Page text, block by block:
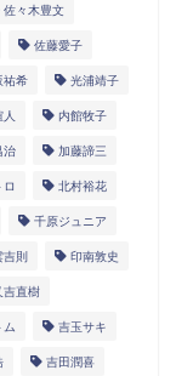
佐々木豊文
佐藤愛子
祐希 光浦靖子
内館牧子
治 加藤諦三
ロ 北村裕花
千原ジュニア
吉則 印南敦史
吉直樹
ム 吉玉サキ
吉田潤喜